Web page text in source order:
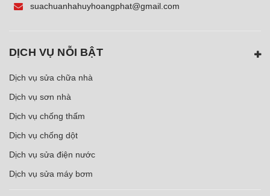
suachuanhahuyhoangphat@gmail.com
DỊCH VỤ NỖI BẬT
Dịch vụ sửa chữa nhà
Dịch vụ sơn nhà
Dịch vụ chống thấm
Dịch vụ chống dột
Dịch vụ sửa điện nước
Dịch vụ sửa máy bơm